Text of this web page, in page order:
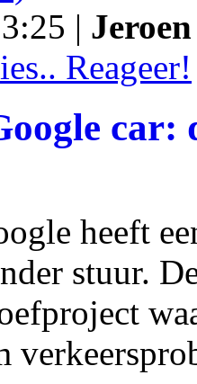
|
Reageer!
car:
heeft
stuur.